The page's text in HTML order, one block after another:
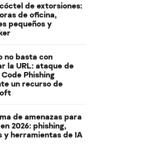
de extorsiones:
de oficina,
pequeños y
no basta con
la URL: ataque de
Phishing
un recurso de
de amenazas para
2026: phishing,
y herramientas de IA